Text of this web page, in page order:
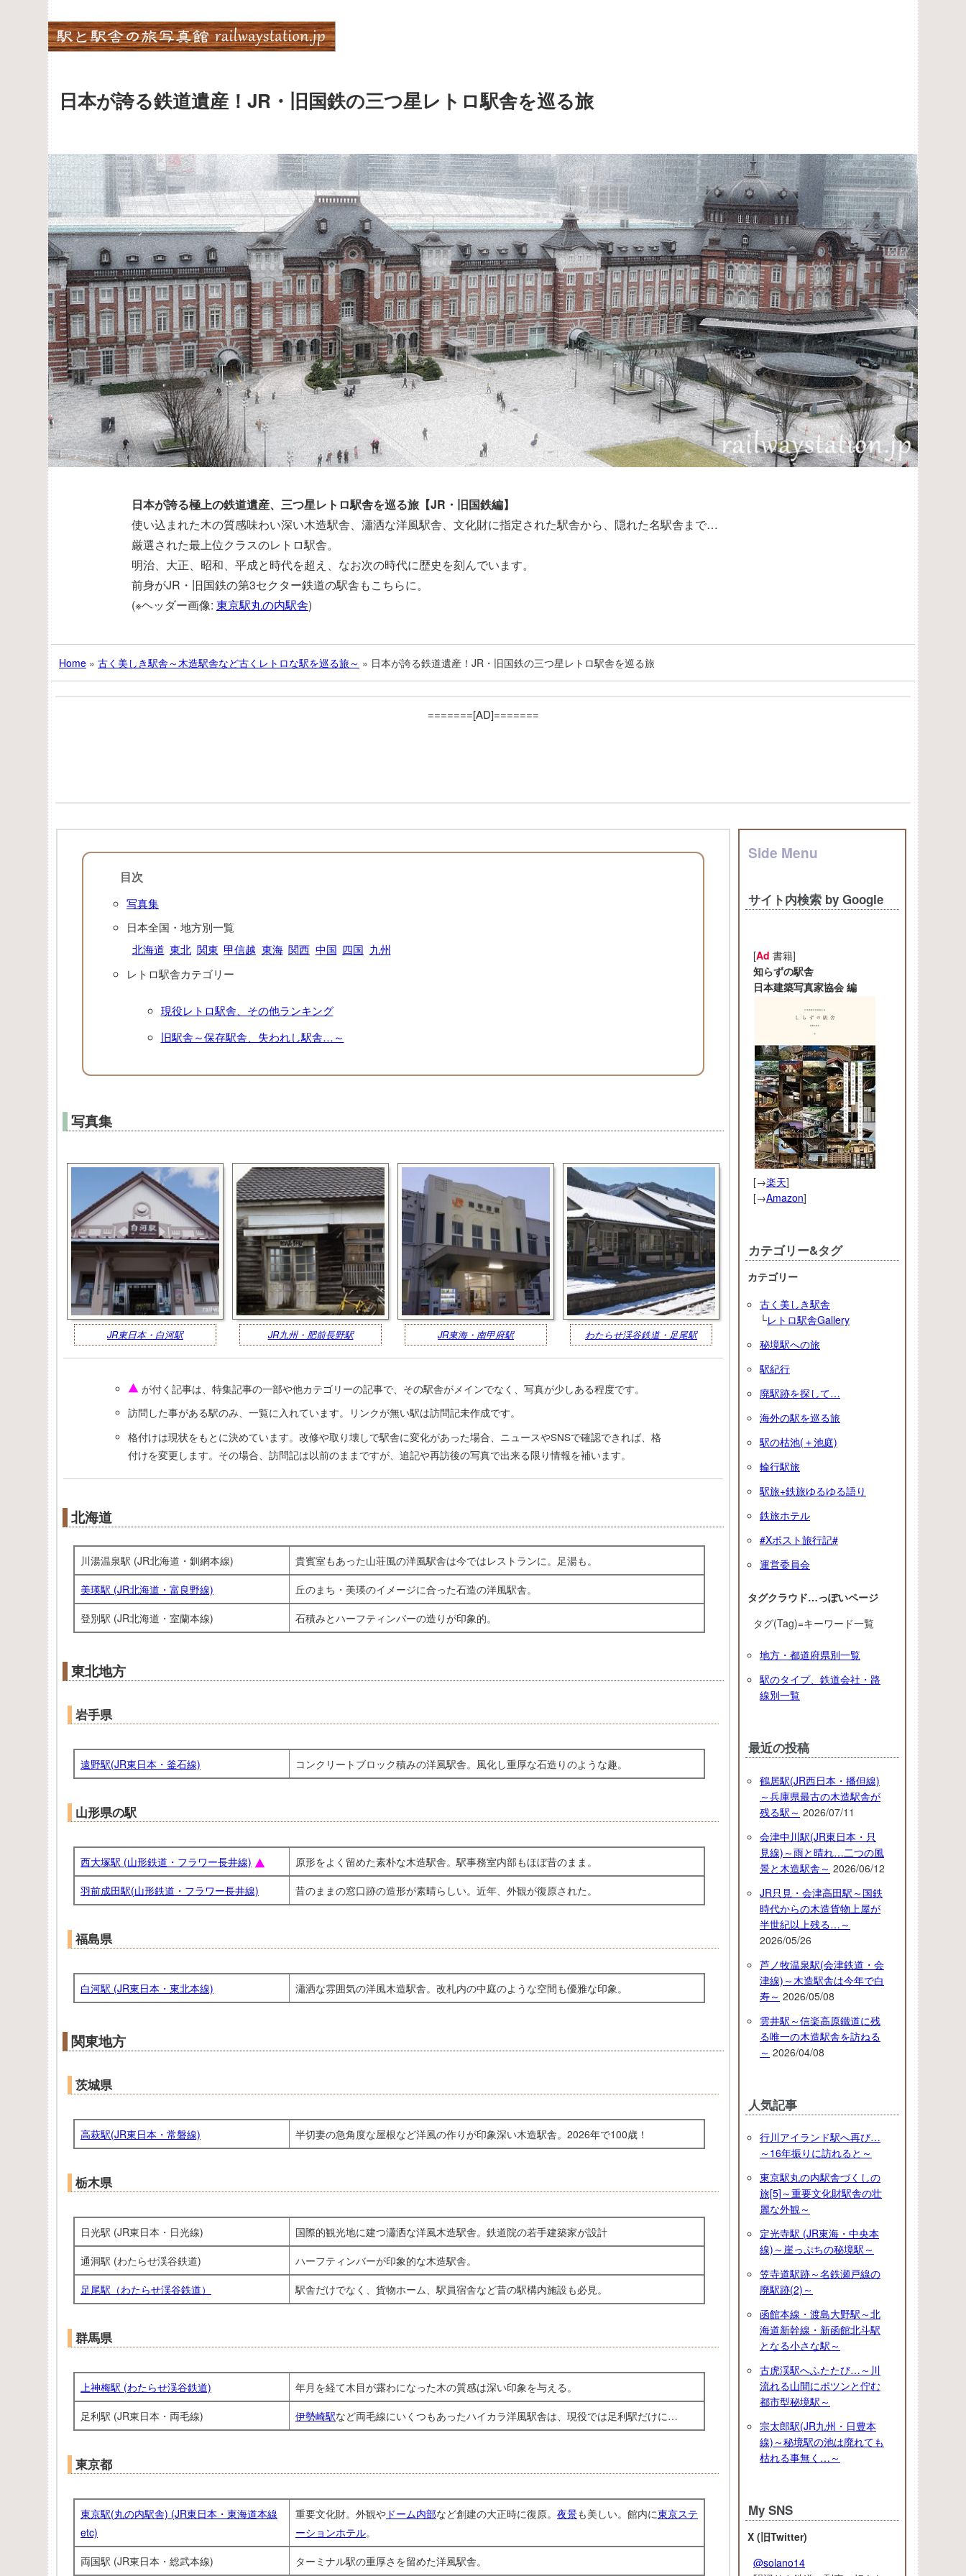
Skip
to
content
日本が誇る鉄道遺産！JR・旧国鉄の三つ星レトロ駅舎を巡る旅
日本が誇る極上の鉄道遺産、三つ星レトロ駅舎を巡る旅【JR・旧国鉄編】
使い込まれた木の質感味わい深い木造駅舎、瀟洒な洋風駅舎、文化財に指定された駅舎から、隠れた名駅舎まで…
厳選された最上位クラスのレトロ駅舎。
明治、大正、昭和、平成と時代を超え、なお次の時代に歴史を刻んでいます。
前身がJR・旧国鉄の第3セクター鉄道の駅舎もこちらに。
(※ヘッダー画像: 東京駅丸の内駅舎)
Home » 古く美しき駅舎～木造駅舎など古くレトロな駅を巡る旅～ » 日本が誇る鉄道遺産！JR・旧国鉄の三つ星レトロ駅舎を巡る旅
=======[AD]=======
目次
写真集
日本全国・地方別一覧
北海道 東北 関東 甲信越 東海 関西 中国 四国 九州
レトロ駅舎カテゴリー
現役レトロ駅舎、その他ランキング
旧駅舎～保存駅舎、失われし駅舎…～
写真集
JR東日本・白河駅 JR九州・肥前長野駅 JR東海・南甲府駅 わたらせ渓谷鉄道・足尾駅
が付く記事は、特集記事の一部や他カテゴリーの記事で、その駅舎がメインでなく、写真が少しある程度です。
訪問した事がある駅のみ、一覧に入れています。リンクが無い駅は訪問記未作成です。
格付けは現状をもとに決めています。改修や取り壊しで駅舎に変化があった場合、ニュースやSNSで確認できれば、格
付けを変更します。その場合、訪問記は以前のままですが、追記や再訪後の写真で出来る限り情報を補います。
北海道
川湯温泉駅 (JR北海道・釧網本線)
貴賓室もあった山荘風の洋風駅舎は今ではレストランに。足湯も。
美瑛駅 (JR北海道・富良野線)
丘のまち・美瑛のイメージに合った石造の洋風駅舎。
登別駅 (JR北海道・室蘭本線)
石積みとハーフティンバーの造りが印象的。
東北地方
岩手県
遠野駅(JR東日本・釜石線) コンクリートブロック積みの洋風駅舎。風化し重厚な石造りのような趣。
山形県の駅
西大塚駅 (山形鉄道・フラワー長井線)
原形をよく留めた素朴な木造駅舎。駅事務室内部もほぼ昔のまま。
羽前成田駅(山形鉄道・フラワー長井線)
昔のままの窓口跡の造形が素晴らしい。近年、外観が復原された。
福島県
白河駅 (JR東日本・東北本線) 瀟洒な雰囲気の洋風木造駅舎。改札内の中庭のような空間も優雅な印象。
関東地方
茨城県
高萩駅(JR東日本・常磐線) 半切妻の急角度な屋根など洋風の作りが印象深い木造駅舎。2026年で100歳！
栃木県
日光駅 (JR東日本・日光線)
国際的観光地に建つ瀟洒な洋風木造駅舎。鉄道院の若手建築家が設計
通洞駅 (わたらせ渓谷鉄道)
ハーフティンバーが印象的な木造駅舎。
足尾駅（わたらせ渓谷鉄道）
駅舎だけでなく、貨物ホーム、駅員宿舎など昔の駅構内施設も必見。
群馬県
上神梅駅 (わたらせ渓谷鉄道)
年月を経て木目が露わになった木の質感は深い印象を与える。
足利駅 (JR東日本・両毛線)
伊勢崎駅など両毛線にいくつもあったハイカラ洋風駅舎は、現役では足利駅だけに…
東京都
東京駅(丸の内駅舎) (JR東日本・東海道本線
etc)
重要文化財。外観や ドーム内部など創建の大正時に復原。 夜景も美しい。館内に東京ステ
ーションホテル。
両国駅 (JR東日本・総武本線)
ターミナル駅の重厚さを留めた洋風駅舎。
Side Menu
サイト内検索 by Google
[Ad 書籍]
知らずの駅舎
日本建築写真家協会 編
[→楽天]
[→Amazon]
カテゴリー&タグ
カテゴリー
古く美しき駅舎
└レトロ駅舎Gallery
秘境駅への旅
駅紀行
廃駅跡を探して…
海外の駅を巡る旅
駅の枯池(＋池庭)
輪行駅旅
駅旅+鉄旅ゆるゆる語り
鉄旅ホテル
#Xポスト旅行記#
運営委員会
タグクラウド…っぽいページ
タグ(Tag)=キーワード一覧
地方・都道府県別一覧
駅のタイプ、鉄道会社・路
線別一覧
最近の投稿
鶴居駅(JR西日本・播但線)
～兵庫県最古の木造駅舎が
残る駅～ 2026/07/11
会津中川駅(JR東日本・只
見線)～雨と晴れ…二つの風
景と木造駅舎～ 2026/06/12
JR只見・会津高田駅～国鉄
時代からの木造貨物上屋が
半世紀以上残る…～
2026/05/26
芦ノ牧温泉駅(会津鉄道・会
津線)～木造駅舎は今年で白
寿～ 2026/05/08
雲井駅～信楽高原鐵道に残
る唯一の木造駅舎を訪ねる
～ 2026/04/08
人気記事
行川アイランド駅へ再び…
～16年振りに訪れると～
東京駅丸の内駅舎づくしの
旅[5]～重要文化財駅舎の壮
麗な外観～
定光寺駅 (JR東海・中央本
線)～崖っぷちの秘境駅～
笠寺道駅跡～名鉄瀬戸線の
廃駅跡(2)～
函館本線・渡島大野駅～北
海道新幹線・新函館北斗駅
となる小さな駅～
古虎渓駅へふたたび…～川
流れる山間にポツンと佇む
都市型秘境駅～
宗太郎駅(JR九州・日豊本
線)～秘境駅の池は廃れても
枯れる事無く…～
My SNS
X (旧Twitter)
@solano14